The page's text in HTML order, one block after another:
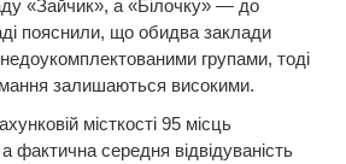
«Зайчик», а «Білочку» — до
пояснили, що обидва заклади
групами, тоді
залишаються високими.
місткості 95 місць
фактична середня відвідуваність